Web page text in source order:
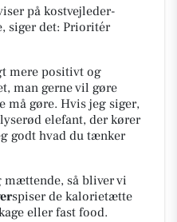
på kostvejleder-
siger det: Prioritér
mere positivt og
man gerne vil gøre
må gøre. Hvis jeg siger,
elefant, der kører
godt hvad du tænker
mættende, så bliver vi
spiser de kalorietætte
eller fast food.